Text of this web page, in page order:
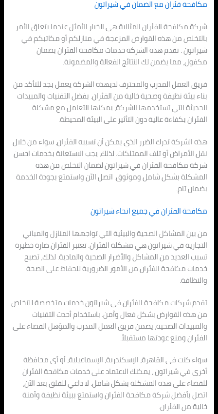
مكافحة فئران مع الضمان في شيراتون
شركة مكافحة الفئران المثالية هي الخيار الأمثل عندما يتعلق الأمر
بالتخلص من هذه القوارض المزعجة في منازلكم أو مكاتبكم في
شيراتون . تقدم هذه الشركة خدمات مكافحة الفئران بضمان
مكفول، مما يضمن لك النتائج الفعالة والمضمونة.
فريق العمل المدرب والمحترف لديهذه الشركة يعمل بجد للتأكد من
بناء بيئة نظيفة وصحية خالية من الفئران. بفضل التقنيات والمبيدات
الحديثة التي تستخدمها الشركة، يمكنها التعامل مع مشكلة
الفئران بكفاءة عالية دون التأثير على البيئة المحيطة.
هذه الشركة تدرك الضرر الذي يمكن أن تسببه الفئران، سواء من خلال
نقل الأمراض أو تلف الممتلكات. لذلك، يجب الاستعانة بخدمات احسن
شركة مكافحة الفئران في شيراتون لضمان التخلص من هذه
المشكلة بشكل شامل وموثوق. اتصل الآن واستمتع بجودة الخدمة
بضمان تام.
مكافحة الفئران في جميع انحاء شيراتون
من بين المشاكل الصحية والبيئية التي تواجهها المنازل والمباني
التجارية في شيراتون هي مشكلة الفئران. تعتبر الفئران ضارة خطيرة
تسبب العديد من المشاكل والأضرار الصحية والمادية. لذلك، تصبح
خدمات مكافحة الفئران من الأمور الضرورية للحفاظ على الصحة
والنظافة.
تقدم شركات مكافحة الفئران في شيراتون خدمات متخصصة للتخلص
من هذه القوارض بشكل فعال وآمن. باستخدام أحدث التقنيات
والمبيدات الصحية، يضمن فريق العمل المدرب والمؤهل القضاء على
الفئران ومنع عودتها مستقبلاً.
سواء كنت في القاهرة، الإسكندرية، الإسماعيلية، أو أى محافظة
أخرى في شيراتون ، يمكنك الاعتماد على خدمات مكافحة الفئران
للقضاء على هذه المشكلة بشكل شامل. لا داعي للقلق بعد الآن،
اتصل بأفضل شركة مكافحة الفئران واستمتع ببيئة نظيفة وآمنة
خالية من الفئران.